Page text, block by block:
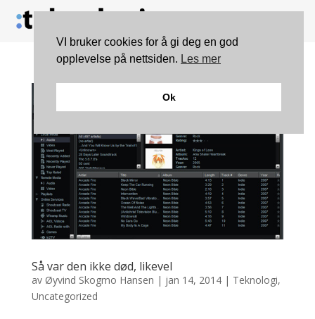
Så var den ikke død, likevel
av Øyvind Skogmo Hansen | jan 14, 2014| Teknologi,
Uncategorized
VI bruker cookies for å gi deg en god
opplevelse på nettsiden. Les mer
Ok